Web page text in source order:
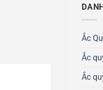
Ắc
Ắc
Ắc